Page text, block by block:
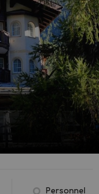
Personnel